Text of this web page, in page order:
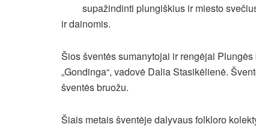
supažindinti plungiškius ir miesto
ir dainomis.
Šios šventės sumanytojai ir rengėjai
„Gondinga“, vadovė Dalia Stasikėlienė.
šventės bruožu.
Šiais metais šventėje dalyvaus folkloro